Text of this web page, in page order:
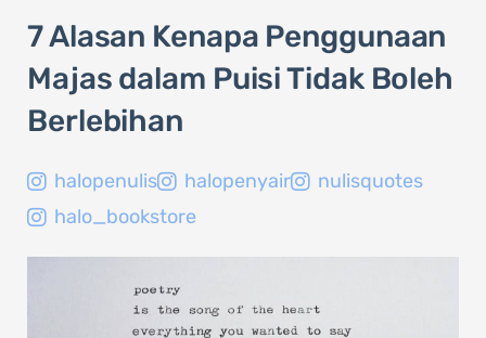
7 Alasan Kenapa Penggunaan
Majas dalam Puisi Tidak Boleh
Berlebihan
halopenulis halopenyair
nulisquotes
halo_bookstore